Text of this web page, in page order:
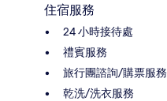
住宿服務
24 小時接待處
禮賓服務
旅行團諮詢/購票服務
乾洗/洗衣服務